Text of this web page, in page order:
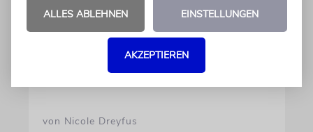
am beliebtesten
Österreichische Eltern wählen gern Klassiker.
von Nicole Dreyfus
ALLES ABLEHNEN EINSTELLUNGEN
AKZEPTIEREN